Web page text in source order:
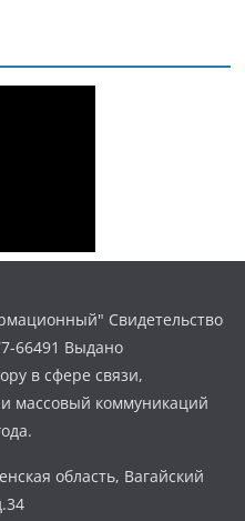
Свидетельство
66491 Выдано
в сфере связи,
массовый коммуникаций
область, Вагайский